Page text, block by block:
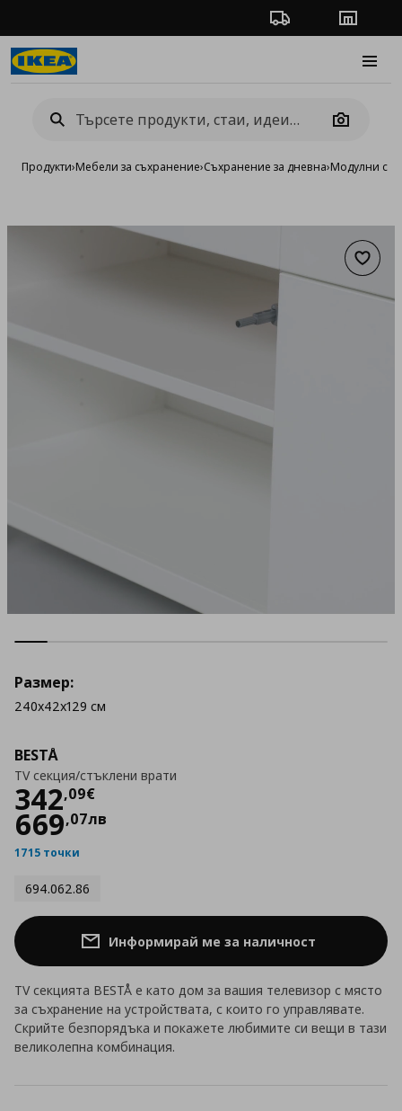
Проследяване на
Camera
Продукти›Мебели за съхранение›Съхранение за дневна›Модулни
BESTÅ
TV секция/стъклени врати
342,09€
Цена
669,07лв
1715 точки
694.062.86
Размер:
240x42x129 см
Информирай ме за наличност
TV секцията BESTÅ е като дом за вашия телевизор с място
за съхранение на устройствата, с които го управлявате.
Скрийте безпорядъка и покажете любимите си вещи в тази
великолепна комбинация.